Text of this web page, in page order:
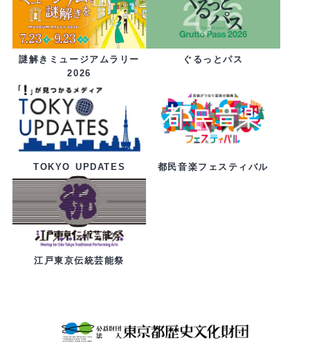
謎解きミュージアムラリー
2026
ぐるっとパス
TOKYO UPDATES 都民音楽フェスティバル
江戸東京伝統芸能祭